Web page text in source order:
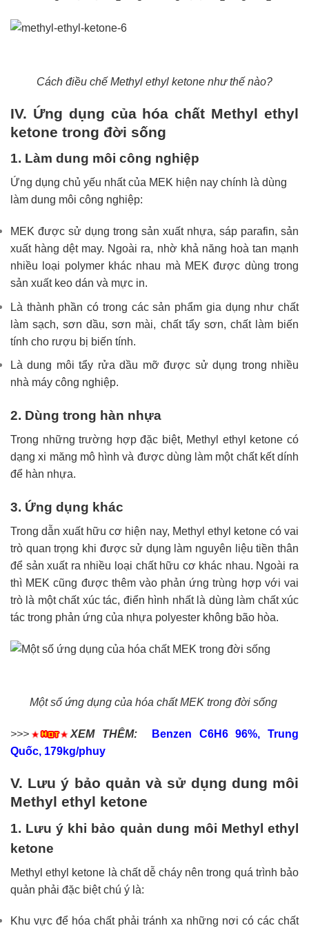
Cách điều chế Methyl ethyl ketone như thế nào?
IV. Ứng dụng của hóa chất Methyl ethyl
ketone trong đời sống
1. Làm dung môi công nghiệp
Ứng dụng chủ yếu nhất của MEK hiện nay chính là dùng
làm dung môi công nghiệp:
MEK được sử dụng trong sản xuất nhựa, sáp parafin, sản
xuất hàng dệt may. Ngoài ra, nhờ khả năng hoà tan mạnh
nhiều loại polymer khác nhau mà MEK được dùng trong
sản xuất keo dán và mực in.
Là thành phần có trong các sản phẩm gia dụng như chất
làm sạch, sơn dầu, sơn mài, chất tẩy sơn, chất làm biến
tính cho rượu bị biến tính.
Là dung môi tẩy rửa dầu mỡ được sử dụng trong nhiều
nhà máy công nghiệp.
2. Dùng trong hàn nhựa
Trong những trường hợp đặc biệt, Methyl ethyl ketone có
dạng xi măng mô hình và được dùng làm một chất kết dính
để hàn nhựa.
3. Ứng dụng khác
Trong dẫn xuất hữu cơ hiện nay, Methyl ethyl ketone có vai
trò quan trọng khi được sử dụng làm nguyên liệu tiền thân
để sản xuất ra nhiều loại chất hữu cơ khác nhau. Ngoài ra
thì MEK cũng được thêm vào phản ứng trùng hợp với vai
trò là một chất xúc tác, điển hình nhất là dùng làm chất xúc
tác trong phản ứng của nhựa polyester không bão hòa.
Một số ứng dụng của hóa chất MEK trong đời sống
>>> XEM THÊM:
Benzen C6H6 96%, Trung
Quốc, 179kg/phuy
V. Lưu ý bảo quản và sử dụng dung môi
Methyl ethyl ketone
1. Lưu ý khi bảo quản dung môi Methyl ethyl
ketone
Methyl ethyl ketone là chất dễ cháy nên trong quá trình bảo
quản phải đặc biệt chú ý là:
Khu vực để hóa chất phải tránh xa những nơi có các chất